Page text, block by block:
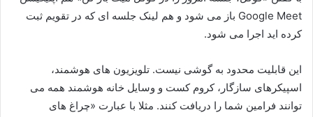
Google Meet باز می شود و هم لینک جلسه ای که در تقویم ثبت
کرده اید اجرا می شود.
این قابلیت محدود به گوشی نیست. تلویزیون های هوشمند،
اسپیکرهای سازگار، کروم کست و وسایل خانه هوشمند همه می
توانند فرامین شما را دریافت کنند. مثلا با عبارت «چراغ های